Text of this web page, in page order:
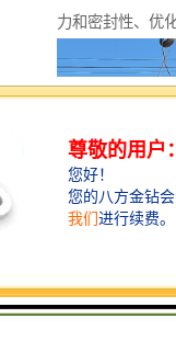
力和密封性、优
检查井：保障城